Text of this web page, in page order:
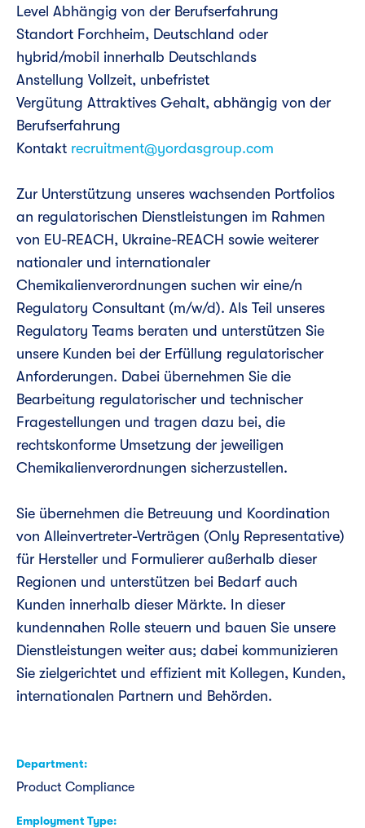
Level Abhängig von der Berufserfahrung
Standort Forchheim, Deutschland oder
hybrid/mobil innerhalb Deutschlands
Anstellung Vollzeit, unbefristet
Vergütung Attraktives Gehalt, abhängig von der
Berufserfahrung
Kontakt recruitment@yordasgroup.com
Zur Unterstützung unseres wachsenden Portfolios
an regulatorischen Dienstleistungen im Rahmen
von EU-REACH, Ukraine-REACH sowie weiterer
nationaler und internationaler
Chemikalienverordnungen suchen wir eine/n
Regulatory Consultant (m/w/d). Als Teil unseres
Regulatory Teams beraten und unterstützen Sie
unsere Kunden bei der Erfüllung regulatorischer
Anforderungen. Dabei übernehmen Sie die
Bearbeitung regulatorischer und technischer
Fragestellungen und tragen dazu bei, die
rechtskonforme Umsetzung der jeweiligen
Chemikalienverordnungen sicherzustellen.
Sie übernehmen die Betreuung und Koordination
von Alleinvertreter-Verträgen (Only Representative)
für Hersteller und Formulierer außerhalb dieser
Regionen und unterstützen bei Bedarf auch
Kunden innerhalb dieser Märkte. In dieser
kundennahen Rolle steuern und bauen Sie unsere
Dienstleistungen weiter aus; dabei kommunizieren
Sie zielgerichtet und effizient mit Kollegen, Kunden,
internationalen Partnern und Behörden.
Department
Product Compliance
Employment Type